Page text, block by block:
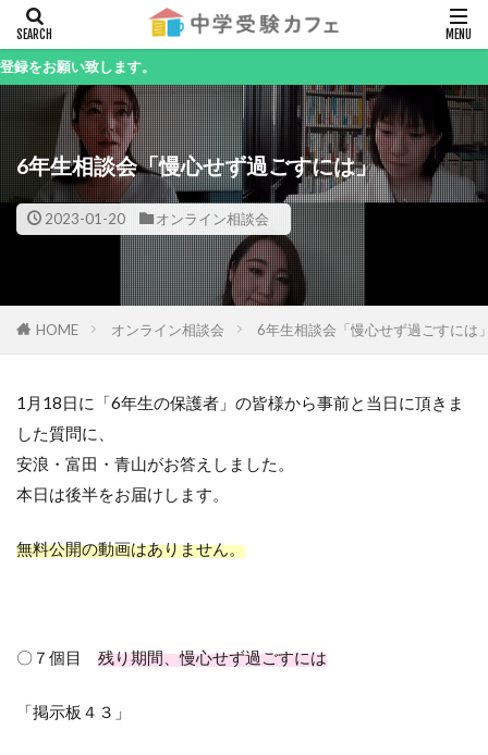
します。
6年生相談会「慢心せず過ごすには」
2023-01-20 オンライン相談会
HOME オンライン相談会 6年生相談会「慢心せず過ごすには
1月18日に「6年生の保護者」の皆様から事前と当日に頂きま
した質問に、
安浪・富田・青山がお答えしました。
本日は後半をお届けします。
無料公開の動画はありません。
〇７個目 残り期間、慢心せず過ごすには
「掲示板４３」
キーワード
カテゴリー
検索